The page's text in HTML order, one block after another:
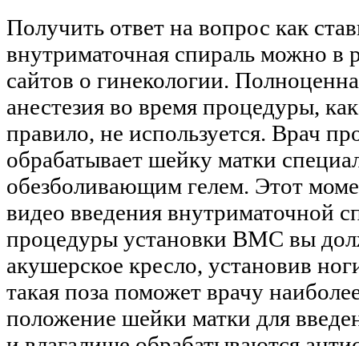
Получить ответ на вопрос как
внутриматочная спираль можно в
сайтов о гинекологии.
анестезия во время процедуры, как
правило, не используется. Врач
обрабатывает шейку матки
обезболивающим гелем. Этот
видео введения внутриматочной
процедуры установки ВМС вы
акушерское кресло, установив
такая поза поможет врачу
положение шейки матки для